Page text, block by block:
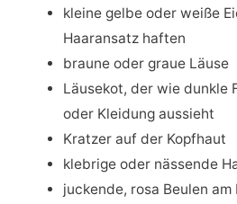
kleine gelbe oder weiße
Haaransatz haften
braune oder graue Läuse
Läusekot, der wie dunkle
oder Kleidung aussieht
Kratzer auf der Kopfhaut
klebrige oder nässende
juckende, rosa Beulen